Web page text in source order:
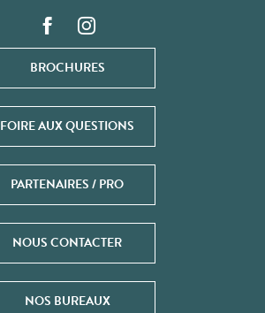
BROCHURES
FOIRE AUX QUESTIONS
PARTENAIRES / PRO
NOUS CONTACTER
NOS BUREAUX